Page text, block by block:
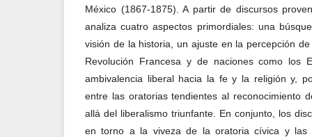
México (1867-1875). A partir de discursos
analiza cuatro aspectos primordiales: una
visión de la historia, un ajuste en la percepción
Revolución Francesa y de naciones como los
ambivalencia liberal hacia la fe y la religión y,
entre las oratorias tendientes al reconocimiento
allá del liberalismo triunfante. En conjunto, los
en torno a la viveza de la oratoria cívica y las